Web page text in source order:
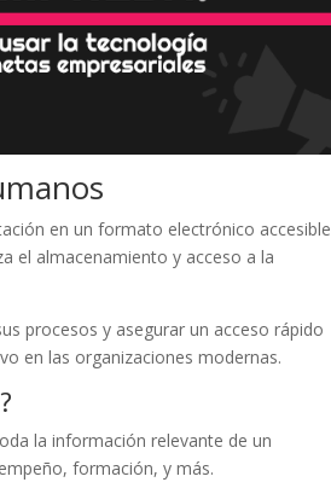
en un formato electrónico accesible
el almacenamiento y acceso a la
procesos y asegurar un acceso rápido
en las organizaciones modernas.
la información relevante de un
formación, y más.